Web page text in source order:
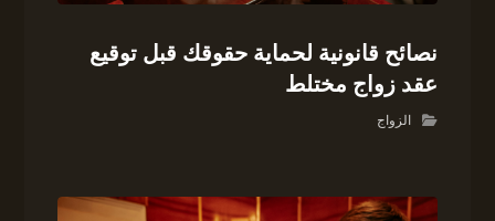
نصائح قانونية لحماية حقوقك قبل توقيع
عقد زواج مختلط
الزواج